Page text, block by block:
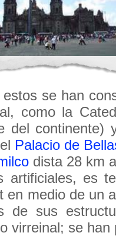
estos se han
como la
del continente)
Palacio de
dista 28 km
artificiales, es
en medio de un
de sus
virreinal; se